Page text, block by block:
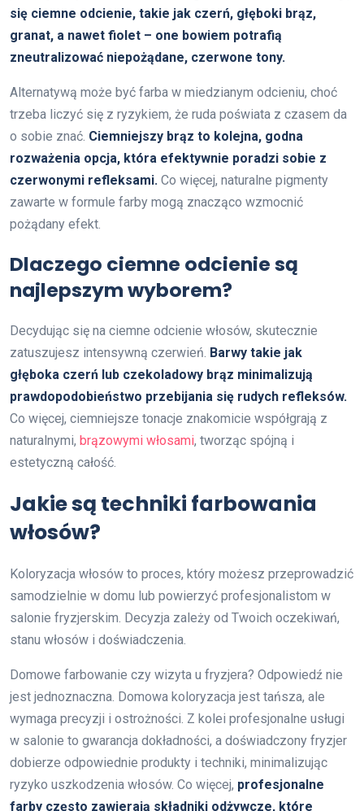
się ciemne odcienie, takie jak czerń, głęboki brąz,
granat, a nawet fiolet – one bowiem potrafią
zneutralizować niepożądane, czerwone tony.
Alternatywą może być farba w miedzianym odcieniu, choć
trzeba liczyć się z ryzykiem, że ruda poświata z czasem da
o sobie znać. Ciemniejszy brąz to kolejna, godna
rozważenia opcja, która efektywnie poradzi sobie z
czerwonymi refleksami. Co więcej, naturalne pigmenty
zawarte w formule farby mogą znacząco wzmocnić
pożądany efekt.
Dlaczego ciemne odcienie są
najlepszym wyborem?
Decydując się na ciemne odcienie włosów, skutecznie
zatuszujesz intensywną czerwień. Barwy takie jak
głęboka czerń lub czekoladowy brąz minimalizują
prawdopodobieństwo przebijania się rudych refleksów.
Co więcej, ciemniejsze tonacje znakomicie współgrają z
naturalnymi, brązowymi włosami, tworząc spójną i
estetyczną całość.
Jakie są techniki farbowania
włosów?
Koloryzacja włosów to proces, który możesz przeprowadzić
samodzielnie w domu lub powierzyć profesjonalistom w
salonie fryzjerskim. Decyzja zależy od Twoich oczekiwań,
stanu włosów i doświadczenia.
Domowe farbowanie czy wizyta u fryzjera? Odpowiedź nie
jest jednoznaczna. Domowa koloryzacja jest tańsza, ale
wymaga precyzji i ostrożności. Z kolei profesjonalne usługi
w salonie to gwarancja dokładności, a doświadczony fryzjer
dobierze odpowiednie produkty i techniki, minimalizując
ryzyko uszkodzenia włosów. Co więcej, profesjonalne
farby często zawierają składniki odżywcze, które